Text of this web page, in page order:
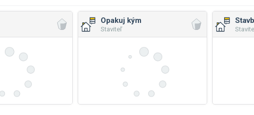
Opakuj kým
Staviteľ